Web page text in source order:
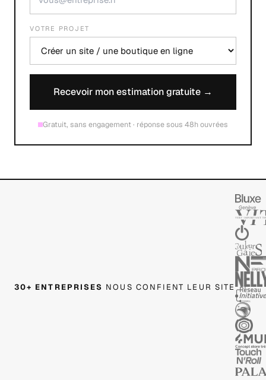
VOTRE PROJET
Recevoir mon estimation gratuite →
Gratuit, sans engagement · réponse sous 48h ouvrées
30+ ENTREPRISES NOUS CONFIENT LEUR SITE